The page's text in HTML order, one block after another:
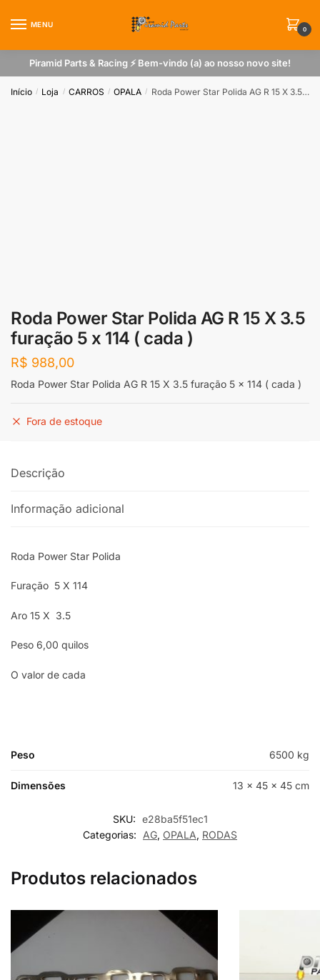
MENU
0
Piramid Parts & Racing ⚡ Bem-vindo (a) ao nosso novo site!
Início / Loja / CARROS / OPALA / Roda Power Star Polida AG R 15 X 3.5 furação 5 x 114 ( cada )
Roda Power Star Polida AG R 15 X 3.5
furação 5 x 114 ( cada )
R$ 988,00
Roda Power Star Polida AG R 15 X 3.5 furação 5 x 114 ( cada )
Fora de estoque
Descrição
Informação adicional
Roda Power Star Polida
Furação 5 X 114
Aro 15 X 3.5
Peso 6,00 quilos
O valor de cada
Peso 6500 kg
Dimensões 13 × 45 × 45 cm
SKU: e28ba5f51ec1
Categorias: AG, OPALA, RODAS
Produtos relacionados